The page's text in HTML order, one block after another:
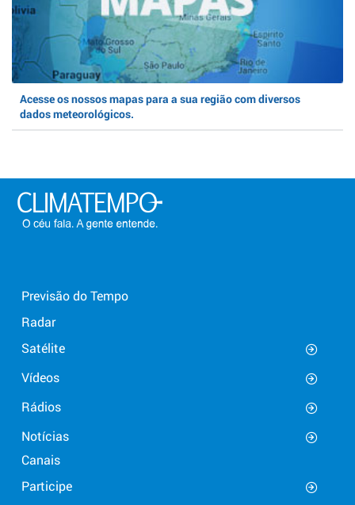
Acesse os nossos mapas para a sua região com diversos
dados meteorológicos.
Previsão do Tempo
Radar
Satélite
Vídeos
Rádios
Notícias
Canais
Participe